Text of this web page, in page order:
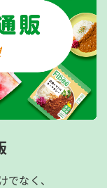
なく、